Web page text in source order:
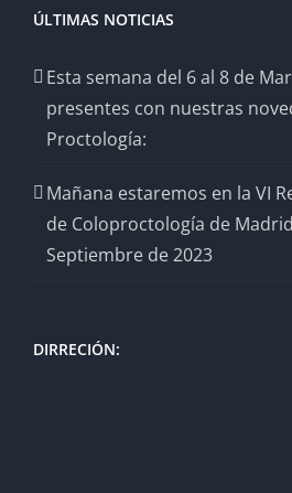
ÚLTIMAS NOTICIAS
Esta semana del 6 al 8 de
presentes con nuestras
Proctología:
Mañana estaremos en la VI
de Coloproctología de
Septiembre de 2023
DIRRECIÓN: